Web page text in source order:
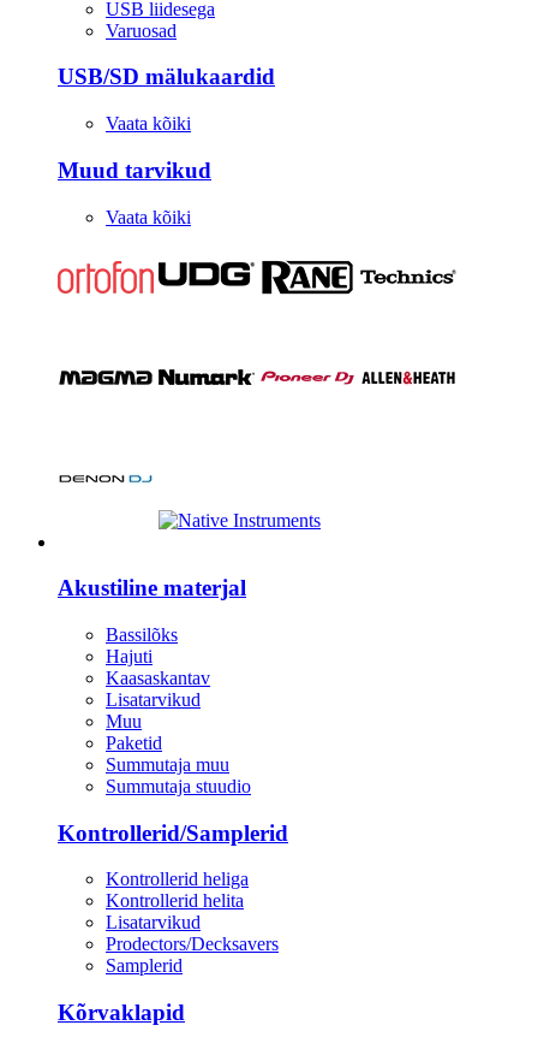
USB liidesega
Varuosad
USB/SD mälukaardid
Vaata kõiki
Muud tarvikud
Vaata kõiki
Akustiline materjal
Bassilõks
Hajuti
Kaasaskantav
Lisatarvikud
Muu
Paketid
Summutaja muu
Summutaja stuudio
Kontrollerid/Samplerid
Kontrollerid heliga
Kontrollerid helita
Lisatarvikud
Prodectors/Decksavers
Samplerid
Kõrvaklapid